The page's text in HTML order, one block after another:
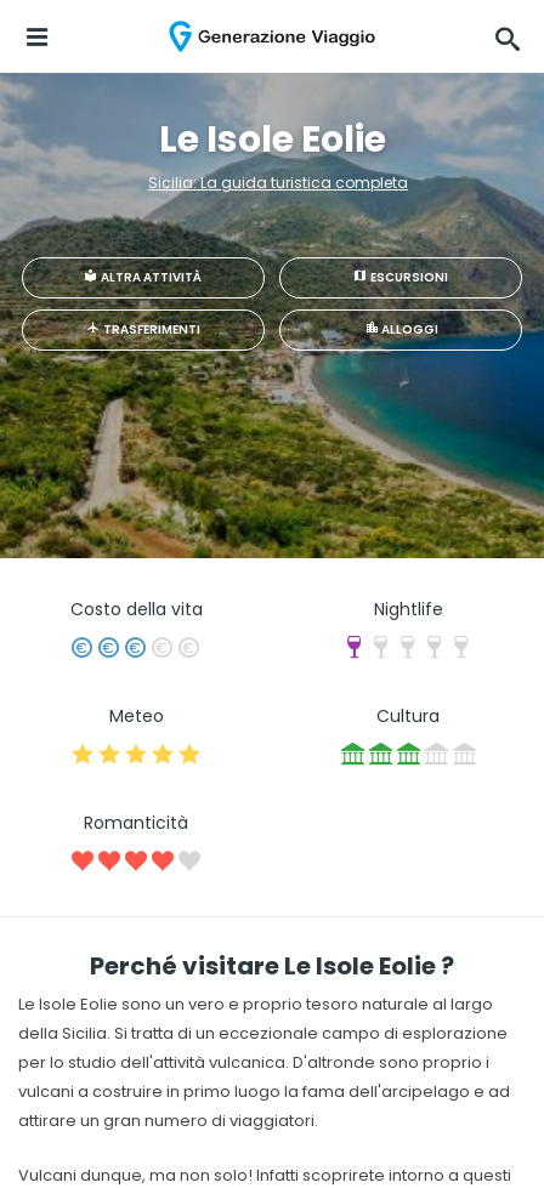
Le Isole Eolie
Sicilia: La guida turistica completa
ALTRA ATTIVITÀ ESCURSIONI
TRASFERIMENTI ALLOGGI
Costo della vita Nightlife
Meteo Cultura
Romanticità
Perché visitare Le Isole Eolie ?
Le Isole Eolie sono un vero e proprio tesoro naturale al largo
della Sicilia. Si tratta di un eccezionale campo di esplorazione
per lo studio dell'attività vulcanica. D'altronde sono proprio i
vulcani a costruire in primo luogo la fama dell'arcipelago e ad
attirare un gran numero di viaggiatori.
Vulcani dunque, ma non solo! Infatti scoprirete intorno a questi